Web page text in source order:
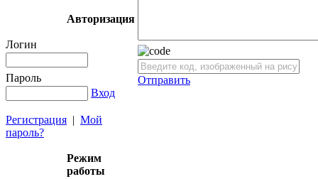
Авторизация
Логин
Пароль
Вход
Регистрация | Мой
пароль?
Режим
работы
Отправить